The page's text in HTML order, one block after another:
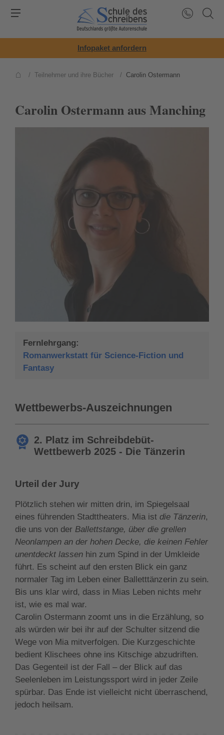
Infopaket anfordern
/ Teilnehmer und ihre Bücher / Carolin Ostermann
Carolin Ostermann aus Manching
Fernlehrgang:
Romanwerkstatt für Science-Fiction und
Fantasy
Wettbewerbs-Auszeichnungen
2. Platz im Schreibdebüt-
Wettbewerb 2025 - Die Tänzerin
Urteil der Jury
Plötzlich stehen wir mitten drin, im Spiegelsaal
eines führenden Stadttheaters. Mia ist die Tänzerin,
die uns von der Ballettstange, über die grellen
Neonlampen an der hohen Decke, die keinen Fehler
unentdeckt lassen hin zum Spind in der Umkleide
führt. Es scheint auf den ersten Blick ein ganz
normaler Tag im Leben einer Balletttänzerin zu sein.
Bis uns klar wird, dass in Mias Leben nichts mehr
ist, wie es mal war.
Carolin Ostermann zoomt uns in die Erzählung, so
als würden wir bei ihr auf der Schulter sitzend die
Wege von Mia mitverfolgen. Die Kurzgeschichte
bedient Klischees ohne ins Kitschige abzudriften.
Das Gegenteil ist der Fall – der Blick auf das
Seelenleben im Leistungssport wird in jeder Zeile
spürbar. Das Ende ist vielleicht nicht überraschend,
jedoch heilsam.